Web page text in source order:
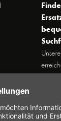
(0)